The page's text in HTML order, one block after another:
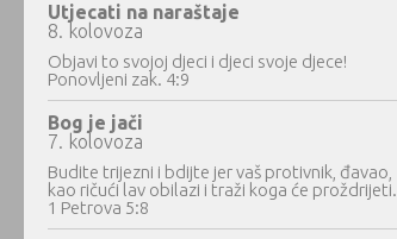
Utjecati na naraštaje
8. kolovoza
Objavi to svojoj djeci i djeci svoje djece!
Ponovljeni zak. 4:9
Bog je jači
7. kolovoza
Budite trijezni i bdijte jer vaš protivnik, đavao,
kao ričući lav obilazi i traži koga će proždrijeti.
1 Petrova 5:8